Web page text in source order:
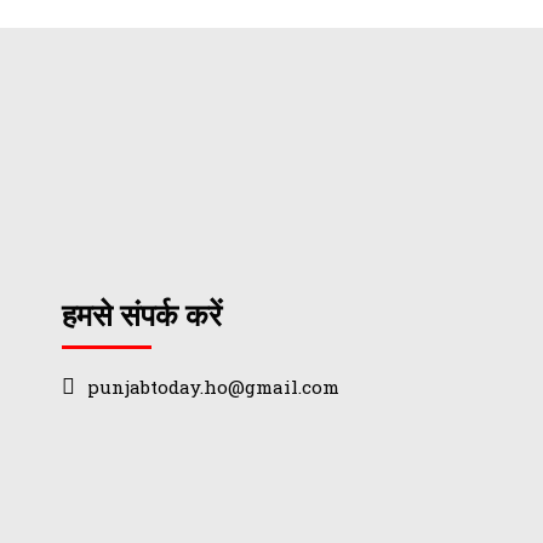
हमसे संपर्क करें
punjabtoday.ho@gmail.com